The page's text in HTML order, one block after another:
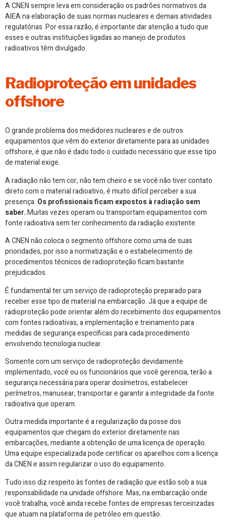
A CNEN sempre leva em consideração os padrões normativos da
AIEA na elaboração de suas normas nucleares e demais atividades
regulatórias. Por essa razão, é importante dar atenção a tudo que
esses e outras instituições ligadas ao manejo de produtos
radioativos têm divulgado.
Radioproteção em unidades
offshore
O grande problema dos medidores nucleares e de outros
equipamentos que vêm do exterior diretamente para as unidades
offshore, é que não é dado todo o cuidado necessário que esse tipo
de material exige.
A radiação não tem cor, não tem cheiro e se você não tiver contato
direto com o material radioativo, é muito difícil perceber a sua
presença. Os profissionais ficam expostos à radiação sem
saber.Muitas vezes operam ou transportam equipamentos com
fonte radioativa sem ter conhecimento da radiação existente.
A CNEN não coloca o segmento offshore como uma de suas
prioridades, por isso a normatização e o estabelecimento de
procedimentos técnicos de radioproteção ficam bastante
prejudicados.
É fundamental ter um serviço de radioproteção preparado para
receber esse tipo de material na embarcação. Já que a equipe de
radioproteção pode orientar além do recebimento dos equipamentos
com fontes radioativas, a implementação e treinamento para
medidas de segurança específicas para cada procedimento
envolvendo tecnologia nuclear.
Somente com um serviço de radioproteção devidamente
implementado, você ou os funcionários que você gerencia, terão a
segurança necessária para operar dosímetros, estabelecer
perímetros, manusear, transportar e garantir a integridade da fonte
radioativa que operam.
Outra medida importante é a regularização da posse dos
equipamentos que chegam do exterior diretamente nas
embarcações, mediante a obtenção de uma licença de operação.
Uma equipe especializada pode certificar os aparelhos com a licença
da CNEN e assim regularizar o uso do equipamento.
Tudo isso diz respeito às fontes de radiação que estão sob a sua
responsabilidade na unidade offshore. Mas, na embarcação onde
você trabalha, você ainda recebe fontes de empresas terceirizadas
que atuam na plataforma de petróleo em questão.